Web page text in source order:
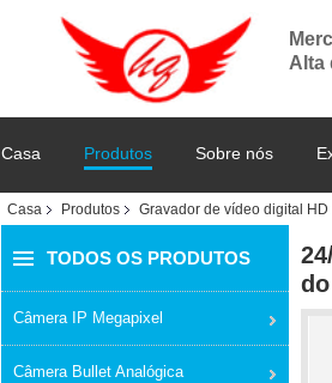
Alta
Casa Produtos Sobre nós
Casa Produtos Gravador de vídeo digital HD
TODOS OS PRODUTOS
Câmera IP Megapixel
Câmera Bullet Analógica